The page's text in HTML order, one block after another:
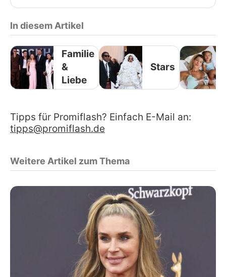
In diesem Artikel
Familie
&
Liebe
Stars
Tipps für Promiflash? Einfach E-Mail an:
tipps@promiflash.de
Weitere Artikel zum Thema